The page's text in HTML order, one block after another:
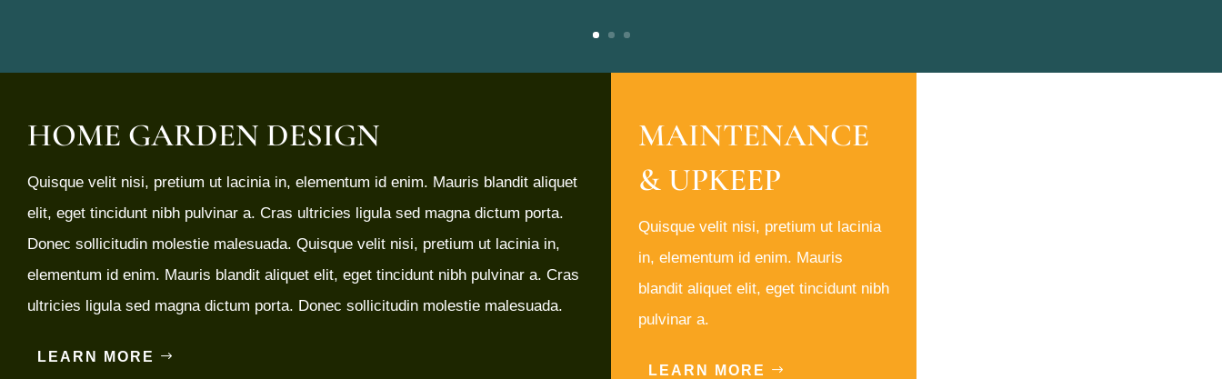
HOME GARDEN DESIGN
Quisque velit nisi, pretium ut lacinia in, elementum id enim. Mauris blandit aliquet
elit, eget tincidunt nibh pulvinar a. Cras ultricies ligula sed magna dictum porta.
Donec sollicitudin molestie malesuada. Quisque velit nisi, pretium ut lacinia in,
elementum id enim. Mauris blandit aliquet elit, eget tincidunt nibh pulvinar a. Cras
ultricies ligula sed magna dictum porta. Donec sollicitudin molestie malesuada.
LEARN MORE
MAINTENANCE
& UPKEEP
Quisque velit nisi, pretium ut lacinia
in, elementum id enim. Mauris
blandit aliquet elit, eget tincidunt nibh
pulvinar a.
LEARN MORE